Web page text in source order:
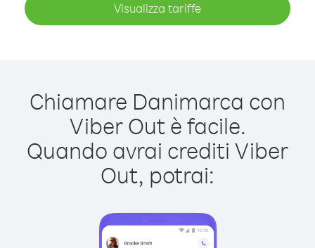
Visualizza tariffe
Chiamare Danimarca con
Viber Out è facile.
Quando avrai crediti Viber
Out, potrai: